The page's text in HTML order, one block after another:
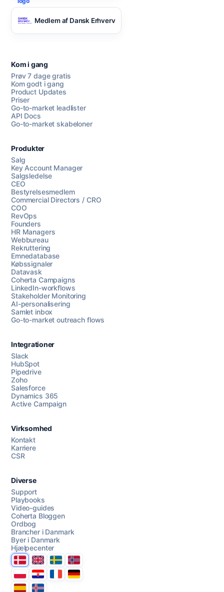
Chat med os
AI Campaign Assist
Medlem af Dansk Erhverv
Kom i gang
Prøv 7 dage gratis
Kom godt i gang
Product Updates
Priser
Go-to-market leadlister
API Docs
Go-to-market skabeloner
Produkter
Salg
Key Account Manager
Salgsledelse
CEO
Bestyrelsesmedlem
Commercial Directors / CRO
COO
RevOps
Founders
HR Managers
Webbureau
Rekruttering
Emnedatabase
Købssignaler
Datavask
Coherta Campaigns
LinkedIn-workflows
Stakeholder Monitoring
AI-personalisering
Samlet inbox
Go-to-market outreach flows
Integrationer
Slack
HubSpot
Pipedrive
Zoho
Salesforce
Dynamics 365
Active Campaign
Virksomhed
Kontakt
Karriere
CSR
Diverse
Support
Playbooks
Video-guides
Coherta Bloggen
Ordbog
Brancher i Danmark
Byer i Danmark
Hjælpecenter
DanmarkUnited Kingdom
SverigeNorge
PolskaHrvatskaFranceDeutschland